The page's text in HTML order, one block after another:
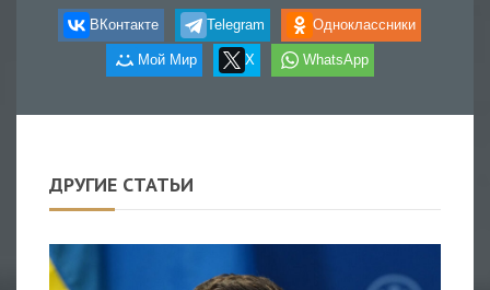
ВКонтакте Telegram Одноклассники
Мой Мир X WhatsApp
ДРУГИЕ СТАТЬИ